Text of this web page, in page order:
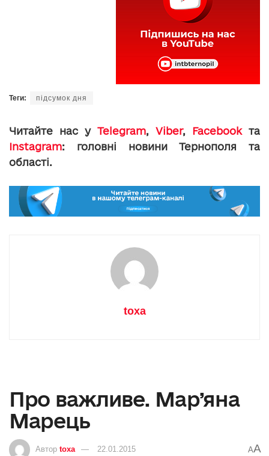
Теги: підсумок дня
Читайте нас у Telegram, Viber, Facebookта
Instagram: головні новини Тернополя та
області.
toxa
Про важливе. Мар’яна
Марець
Автор toxa 22.01.2015 AA